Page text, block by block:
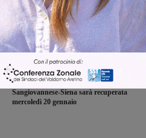
Articolo precedente
Sangiovannese-Siena sarà recuperata
mercoledì 20 gennaio